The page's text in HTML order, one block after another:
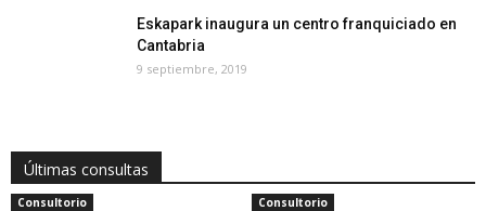
Eskapark inaugura un centro franquiciado en
Cantabria
9 septiembre, 2019
Últimas consultas
Consultorio Consultorio